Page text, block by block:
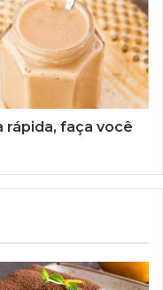
rápida, faça você